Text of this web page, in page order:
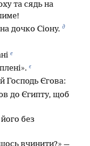
та сядь на
дочко Сіону. д
е
є
Господь Єгова:
до Єгипту, щоб
без